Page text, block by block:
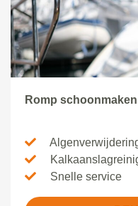
Romp
Snelle service